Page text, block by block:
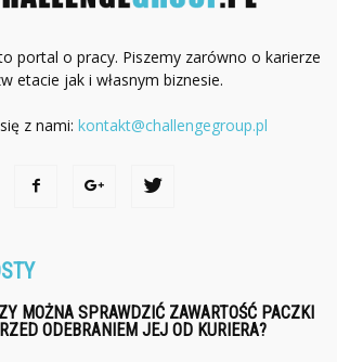
portal o pracy. Piszemy zarówno o karierze
etacie jak i własnym biznesie.
z nami: kontakt@challengegroup.pl
MOŻNA SPRAWDZIĆ ZAWARTOŚĆ PACZKI
ODEBRANIEM JEJ OD KURIERA?